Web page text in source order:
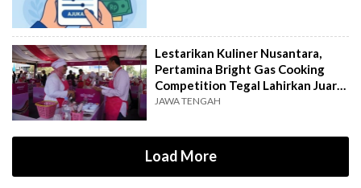
Lestarikan Kuliner Nusantara,
Pertamina Bright Gas Cooking
Competition Tegal Lahirkan Juara
Baru
JAWA TENGAH
Load More